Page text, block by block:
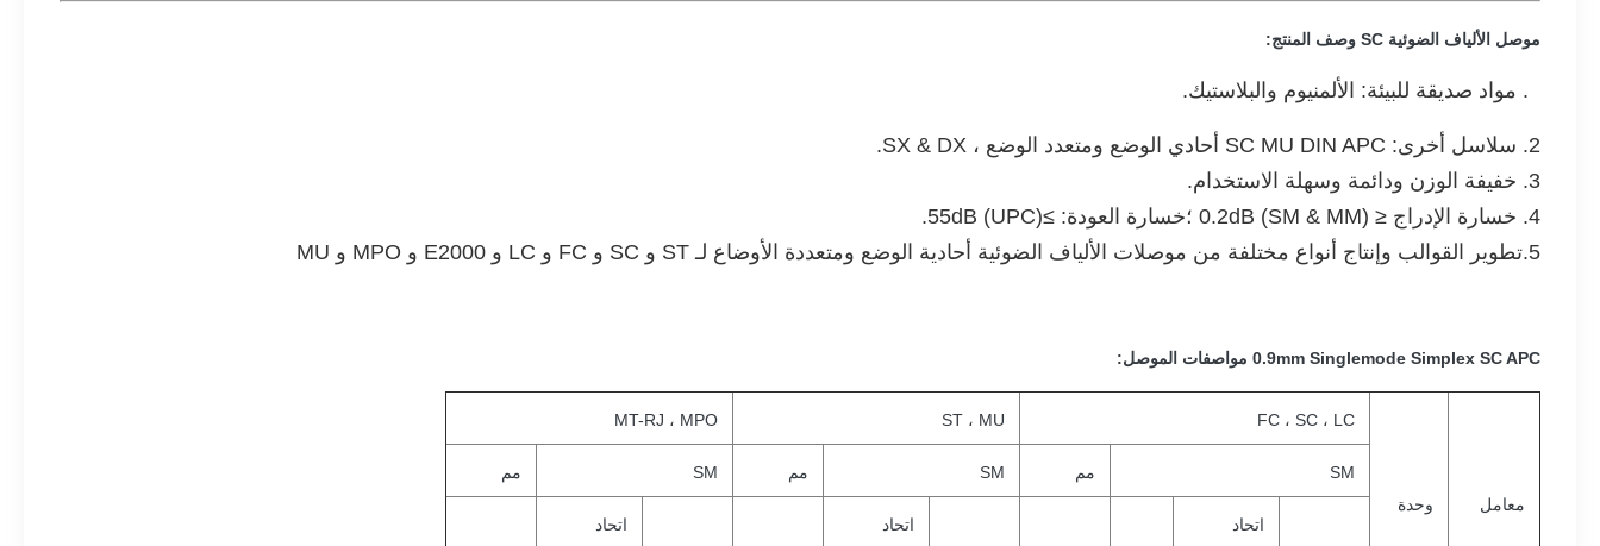
موصل الألياف الضوئية SC وصف المنتج:
2. سلاسل أخرى: SC MU DIN APC أحادي الوضع ومتعدد الوضع ، SX & DX.
3. خفيفة الوزن ودائمة وسهلة الاستخدام.
4. خسارة الإدراج ≤ 0.2dB (SM & MM) ؛خسارة العودة: ≥55dB (UPC).
5. تطوير القوالب وإنتاج أنواع مختلفة من موصلات الألياف الضوئية أحادية الوضع ومتعددة الأوضاع لـ ST و SC و FC و LC و E2000 و MPO و MU
0.9mm Singlemode Simplex SC APC مواصفات الموصل:
معامل وحدة
FC ، SC ، LC ST ، MU MT-RJ ، MPO
SM مم SM مم SM مم
اتحاد
اتحاد
اتحاد